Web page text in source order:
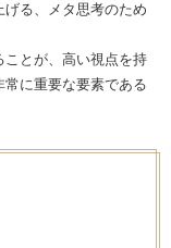
る、メタ思考のため
とが、高い視点を持
に重要な要素である